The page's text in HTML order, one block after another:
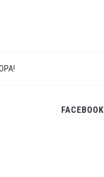
FACEBOOK